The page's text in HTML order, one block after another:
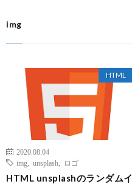
img
HTML
2020.08.04
img
unsplash ロゴ
HTML unsplashのランダムイ